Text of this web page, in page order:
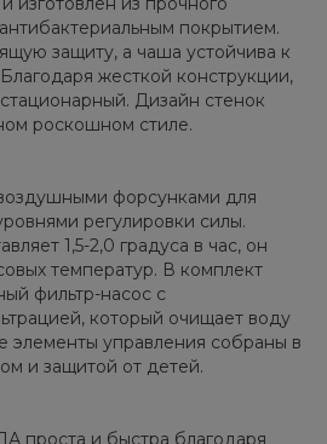
покрытием.
защиту, а чаша устойчива к
жесткой конструкции,
Дизайн стенок
роскошном стиле.
форсунками для
регулировки силы.
1,5-2,0 градуса в час, он
температур. В комплект
фильтр-насос с
который очищает воду
элементы управления собраны в
и защитой от детей.
проста и быстра благодаря